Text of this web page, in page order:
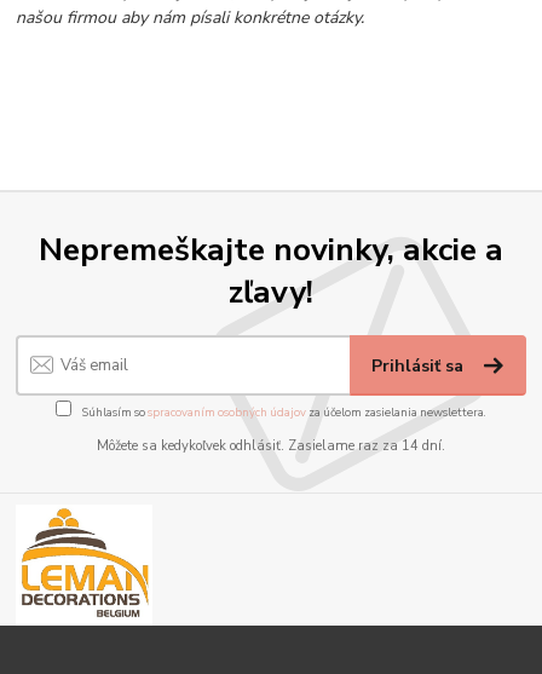
našou firmou aby nám písali konkrétne otázky.
Nepremeškajte novinky, akcie a
zľavy!
Prihlásiť sa
Súhlasím sospracovaním osobných údajov za účelom zasielania newslettera.
Môžete sa kedykoľvek odhlásiť. Zasielame raz za 14 dní.